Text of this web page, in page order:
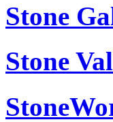
Stone
Stone